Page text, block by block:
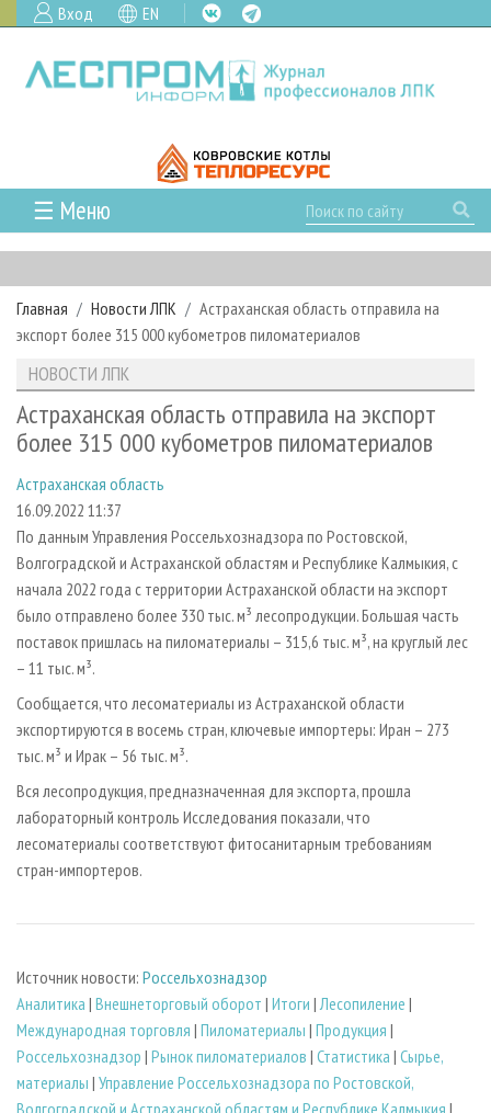
Вход EN
☰ Меню
ГЛАВНАЯ
РУБРИКИ И ТЕМЫ
РУБРИКИ ЖУРНАЛА
ЛЕСОЗАГОТОВКА
ЛЕСОПИЛЕНИЕ
СУШКА ДРЕВЕСИНЫ
ПРОИЗВОДСТВО ДРЕВЕСНЫХ ПЛИТ
ДЕРЕВЯННОЕ ДОМОСТРОЕНИЕ
ПРОИЗВОДСТВО МЕБЕЛИ
БИОЭНЕРГЕТИКА
ИНСТРУМЕНТ И МАТЕРИАЛЫ
НОВОСТИ
НОВОСТИ ЛПК
НОВОСТИ ЖУРНАЛА
ПРОЕКТЫ ЛПИ
АНАЛИТИКА
ПРЕДПРИЯТИЯ ЛПК
ПЕРСОНЫ
МОБИЛЬНЫЕ ВЫСТАВКИ
ОФИЦИАЛЬНЫЕ ДЕЛЕГАЦИИ
ПРИОРИТЕТНЫЕ ИНВЕСТПРОЕКТЫ
RUSSIAN FORESTRY REVIEW
БИБЛИОТЕКА СПЕЦИАЛИСТА
АРХИВ ЖУРНАЛОВ
О ЖУРНАЛЕ
ПОДПИСКА
КОНТАКТЫ
РЕКЛАМОДАТЕЛЯМ
РЕКЛАМА
РЕКЛАМА НА САЙТЕ
Главная Новости ЛПК
Астраханская область отправила на
экспорт более 315 000 кубометров пиломатериалов
НОВОСТИ ЛПК
Астраханская область отправила на экспорт
более 315 000 кубометров пиломатериалов
Астраханская область
16.09.2022 11:37
По данным Управления Россельхознадзора по Ростовской,
Волгоградской и Астраханской областям и Республике Калмыкия, с
начала 2022 года с территории Астраханской области на экспорт
было отправлено более 330 тыс. м³ лесопродукции. Большая часть
поставок пришлась на пиломатериалы – 315,6 тыс. м³, на круглый лес
– 11 тыс. м³.
Сообщается, что лесоматериалы из Астраханской области
экспортируются в восемь стран, ключевые импортеры: Иран – 273
тыс. м³ и Ирак – 56 тыс. м³.
Вся лесопродукция, предназначенная для экспорта, прошла
лабораторный контроль Исследования показали, что
лесоматериалы соответствуют фитосанитарным требованиям
стран-импортеров.
Источник новости: Россельхознадзор
Аналитика | Внешнеторговый оборот | Итоги |Лесопиление |
Международная торговля | Пиломатериалы | Продукция |
Россельхознадзор | Рынок пиломатериалов | Статистика | Сырье,
материалы | Управление Россельхознадзора по Ростовской,